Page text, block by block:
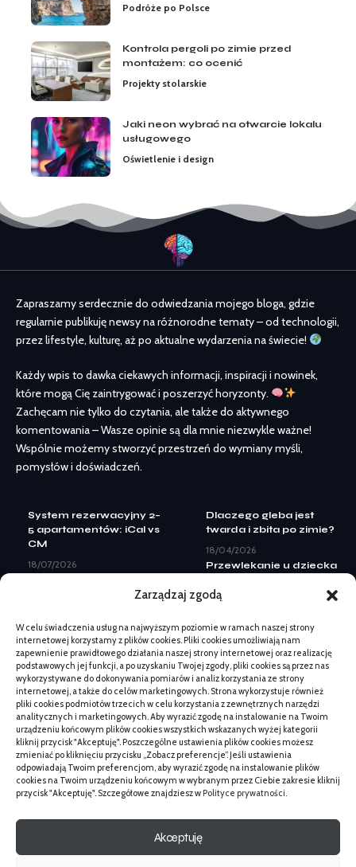
Zarządzaj zgodą
W celu świadczenia usług na najwyższym poziomie w ramach naszej strony
internetowej korzystamy z plików cookies. Pliki cookies umożliwiają nam
zapewnienie prawidłowego działania naszej strony internetowej oraz realizację
podstawowych jej funkcji, a po uzyskaniu Twojej zgody, pliki cookies są przez nas
wykorzystywane do dokonywania pomiarów i analiz korzystania ze strony
internetowej, a także do celów marketingowych. Strona wykorzystuje również
pliki cookies podmiotów trzecich w celu korzystania z zewnętrznych narzędzi
analitycznych i marketingowych. Aby wyrazić zgodę na instalowanie na Twoim
urządzeniu końcowym plików cookies wszystkich wskazanych wyżej kategorii
kliknij przycisk "Akceptuję". Poszczególne ustawienia plików cookies możesz
zmieniać po kliknięciu przycisku „Zobacz preferencje”. Jeśli ustawienia
odpowiadają Twoim preferencjom, aby wyrazić zgodę na instalowanie plików
cookies na Twoim urządzeniu końcowym w wybranym przez Ciebie zakresie kliknij
przycisk "Akceptuję". Szczegółowe znajdziesz w Polityce prywatności.
Akceptuję
Podróże po Polsce
Kontrola pergoli po zimie przed
montażem: co ocenić
Projekty stolarskie
Jaki neon wybrać na otwarcie lokalu
usługowego
Oświetlenie i design
Zapraszamy serdecznie do odwiedzania mojego bloga, gdzie
regularnie publikuję newsy na różnorodne tematy – od technologii,
przez lifestyle, kulturę, aż po aktualne wydarzenia na świecie!
Każdy wpis to dawka ciekawych informacji, inspiracji i nowinek,
które mogą Cię zaintrygować i poszerzyć horyzonty.
Zachęcam nie tylko do czytania, ale także do aktywnego
komentowania – Wasze opinie są dla mnie niezwykle ważne!
Wspólnie możemy stworzyć przestrzeń do wymiany myśli,
pomysłów i doświadczeń.
System rezerwacyjny 2–
5 apartamentów: iCal vs
CM
18/07/2026
08/07/2026
Kiedy zmiana logo nie
wystarczy: pełny
rebranding
07/07/2026
Beskid Makowski:
spokojne szlaki na 1
dzień bez tłumów
18/06/2026
Kontrola pergoli po zimie
przed montażem: co
ocenić
03/06/2026
Dlaczego gleba jest
twarda i zbita po zimie?
18/04/2026
Przewlekanie u dziecka
stopniowanie
Landing page pod Meta
Ads: elementy do
leadów
08/07/2026
Japandi a styl
skandynawski:
kluczowe różnice
14/04/2026
Kiedy łzawienie oka u
kota wymaga wizyty –
objawy